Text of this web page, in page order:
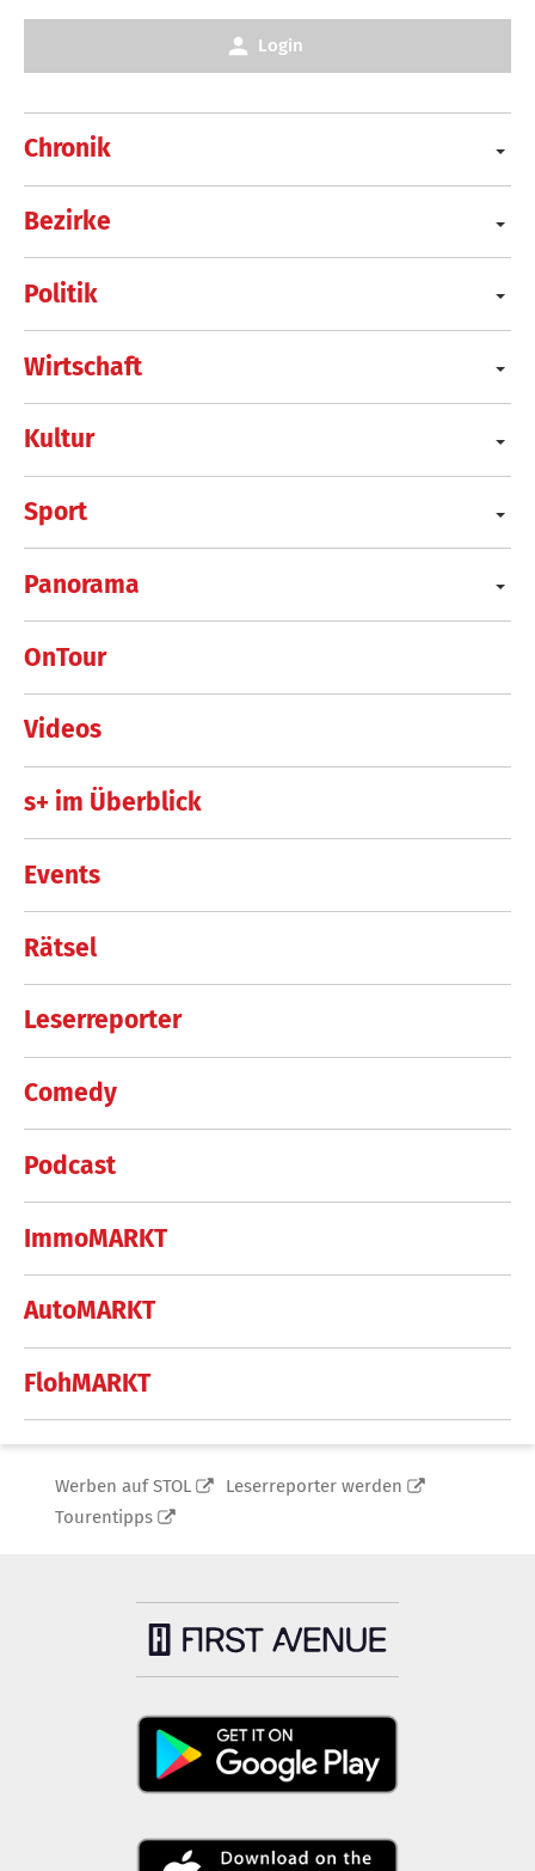
Chronik
Bezirke
Politik
Wirtschaft
Kultur
Sport
Panorama
OnTour
Videos
s+ im Überblick
Events
Rätsel
Leserreporter
Comedy
Podcast
ImmoMARKT
AutoMARKT
FlohMARKT
Login
Werben auf STOL
Leserreporter werden
Tourentipps